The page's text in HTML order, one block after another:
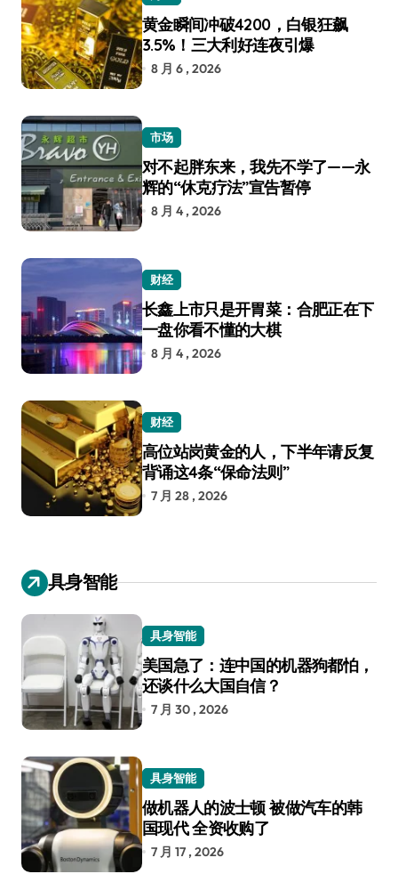
黄金瞬间冲破4200，白银狂飙
3.5%！三大利好连夜引爆
8 月 6 , 2026
市场
对不起胖东来，我先不学了——永
辉的“休克疗法”宣告暂停
8 月 4 , 2026
财经
长鑫上市只是开胃菜：合肥正在下
一盘你看不懂的大棋
8 月 4 , 2026
财经
高位站岗黄金的人，下半年请反复
背诵这4条“保命法则”
7 月 28 , 2026
具身智能
具身智能
美国急了：连中国的机器狗都怕，
还谈什么大国自信？
7 月 30 , 2026
具身智能
做机器人的波士顿 被做汽车的韩
国现代 全资收购了
7 月 17 , 2026